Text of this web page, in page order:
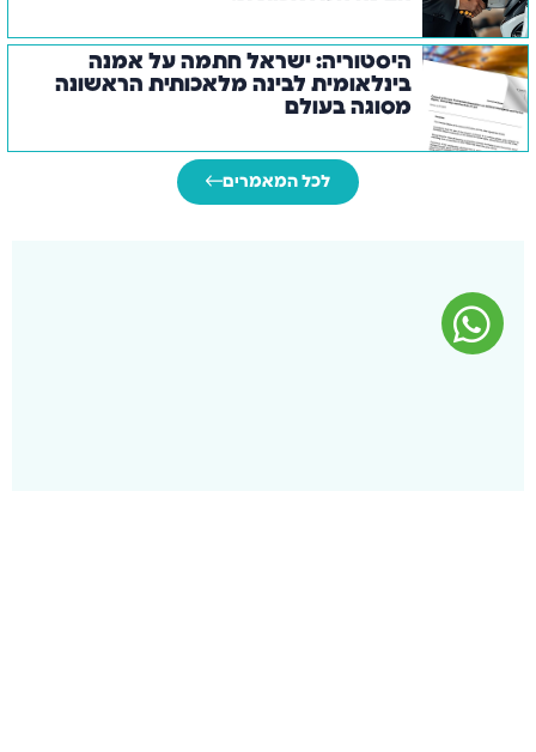
היסטוריה: ישראל חתמה על אמנה
בינלאומית לבינה מלאכותית הראשונה
מסוגה בעולם
לכל המאמרים